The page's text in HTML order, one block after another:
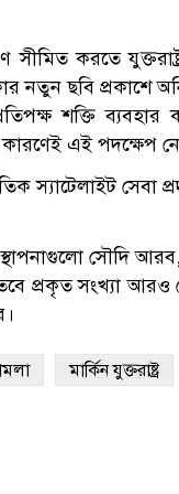
করতে
নতুন ছবি প্রকাশে
শক্তি
কারণেই এই পদক্ষেপ
স্যাটেলাইট সেবা
স্থাপনাগুলো
প্রকৃত সংখ্যা আরও
মার্কিন ‍যুক্তরাষ্ট্র